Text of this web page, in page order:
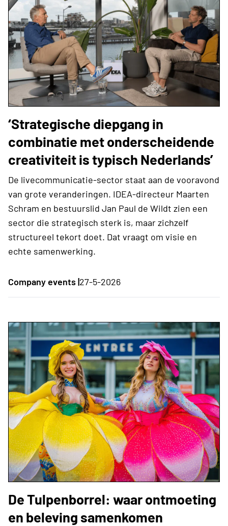
‘Strategische diepgang in
combinatie met onderscheidende
creativiteit is typisch Nederlands’
De livecommunicatie-sector staat aan de vooravond
van grote veranderingen. IDEA-directeur Maarten
Schram en bestuurslid Jan Paul de Wildt zien een
sector die strategisch sterk is, maar zichzelf
structureel tekort doet. Dat vraagt om visie en
echte samenwerking.
Company events |27-5-2026
De Tulpenborrel: waar ontmoeting
en beleving samenkomen